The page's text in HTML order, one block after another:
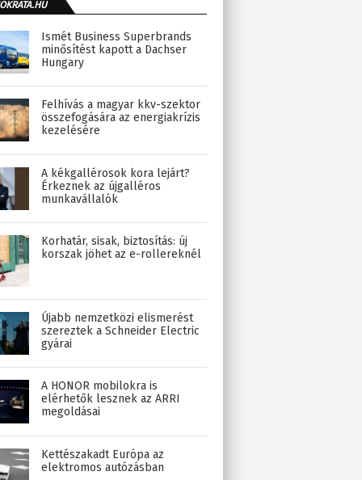
Ismét Business Superbrands
minősítést kapott a Dachser
Hungary
Felhívás a magyar kkv-szektor
összefogására az energiakrízis
kezelésére
A kékgallérosok kora lejárt?
Érkeznek az újgalléros
munkavállalók
Korhatár, sisak, biztosítás: új
korszak jöhet az e-rollereknél
Újabb nemzetközi elismerést
szereztek a Schneider Electric
gyárai
A HONOR mobilokra is
elérhetők lesznek az ARRI
megoldásai
Kettészakadt Európa az
elektromos autózásban